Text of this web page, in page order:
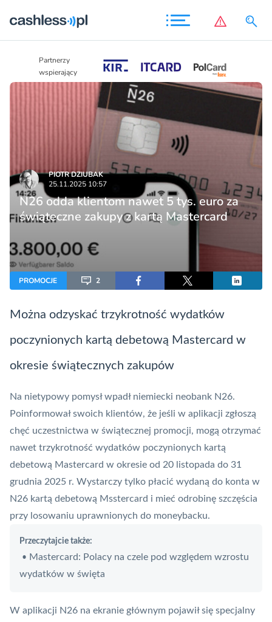
Partnerzy
wspierający
PIOTR DZIUBAK
25.11.2025 10:57
N26 odda klientom nawet 5 tys. euro za
świąteczne zakupy z kartą Mastercard
PROMOCJE 2
Można odzyskać trzykrotność wydatków
poczynionych kartą debetową Mastercard w
okresie świątecznych zakupów
Na nietypowy pomysł wpadł niemiecki neobank N26.
Poinformował swoich klientów, że jeśli w aplikacji zgłoszą
chęć uczestnictwa w świątecznej promocji, mogą otrzymać
nawet trzykrotność wydatków poczynionych kartą
debetową Mastercard w okresie od 20 listopada do 31
grudnia 2025 r. Wystarczy tylko płacić wydaną do konta w
N26 kartą debetową Msstercard i mieć odrobinę szczęścia
przy losowaniu uprawnionych do moneybacku.
Przeczytajcie także:
• Mastercard: Polacy na czele pod względem wzrostu
wydatków w święta
W aplikacji N26 na ekranie głównym pojawił się specjalny